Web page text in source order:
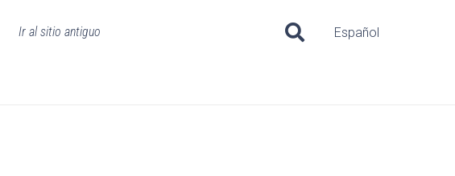
Ir al sitio antiguo Español